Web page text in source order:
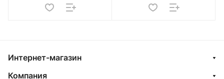
Интернет-магазин
Компания